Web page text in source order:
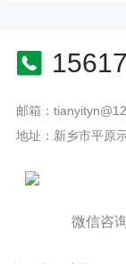
邮箱：
地址：新乡市平原
微信咨